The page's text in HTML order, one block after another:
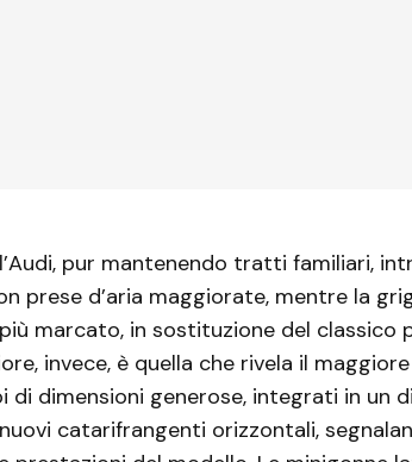
pur mantenendo tratti familiari,
prese d’aria maggiorate, mentre la
marcato, in sostituzione del classico
invece, è quella che rivela il maggiore
di dimensioni generose, integrati in un
catarifrangenti orizzontali,